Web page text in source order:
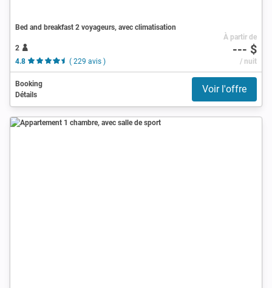
Bed and breakfast 2 voyageurs, avec climatisation
2
4.8
( 229 avis )
À partir de
--- $
/ nuit
Booking
Détails
Voir l'offre